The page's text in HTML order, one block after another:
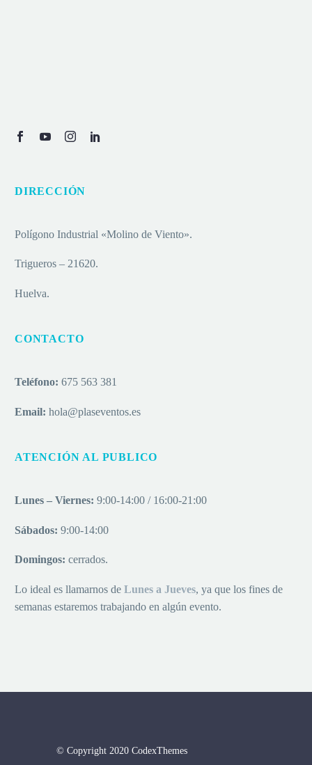
DIRECCIÓN
Polígono Industrial «Molino de Viento».
Trigueros – 21620.
Huelva.
CONTACTO
Teléfono: 675 563 381
Email: hola@plaseventos.es
ATENCIÓN AL PUBLICO
Lunes – Viernes: 9:00-14:00 / 16:00-21:00
Sábados: 9:00-14:00
Domingos: cerrados.
Lo ideal es llamarnos de Lunes a Jueves, ya que los fines de
semanas estaremos trabajando en algún evento.
© Copyright 2020 CodexThemes